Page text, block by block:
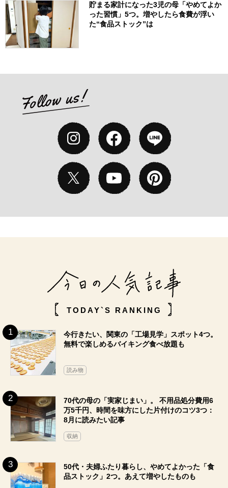
貯まる家計になった3児の母「やめてよか
った習慣」5つ。増やしたら食費が浮い
た“食品ストック”は
TODAY`S RANKING
今行きたい、関東の「工場見学」スポット4つ。
無料で楽しめるバイキング食べ放題も
読み物
70代の母の「実家じまい」。 不用品処分費用6
万5千円、時間を味方にした片付けのコツ3つ：
8月に読みたい記事
収納
50代・夫婦ふたり暮らし、やめてよかった「食
品ストック」2つ。あえて増やしたものも